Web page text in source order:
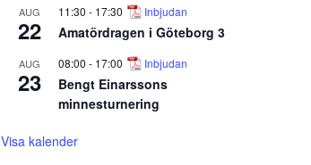
AUG
22
11:30 - 17:30 Inbjudan
Amatördragen i Göteborg 3
AUG
23
08:00 - 17:00 Inbjudan
Bengt Einarssons
minnesturnering
Visa kalender